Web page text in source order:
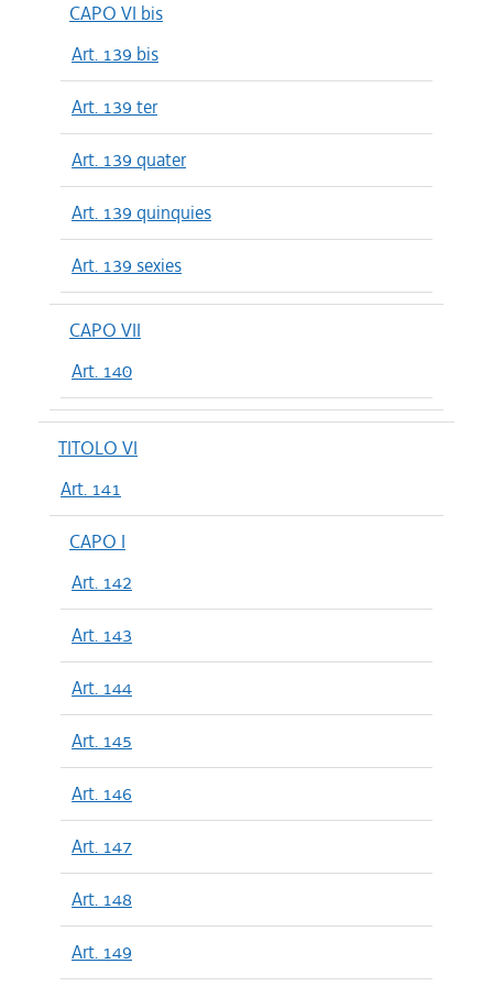
CAPO VI bis
Art. 139 bis
Art. 139 ter
Art. 139 quater
Art. 139 quinquies
Art. 139 sexies
CAPO VII
Art. 140
TITOLO VI
Art. 141
CAPO I
Art. 142
Art. 143
Art. 144
Art. 145
Art. 146
Art. 147
Art. 148
Art. 149